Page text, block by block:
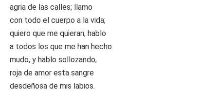
agria de las calles; llamo
con todo el cuerpo a la vida;
quiero que me quieran; hablo
a todos los que me han hecho
mudo, y hablo sollozando,
roja de amor esta sangre
desdeñosa de mis labios.